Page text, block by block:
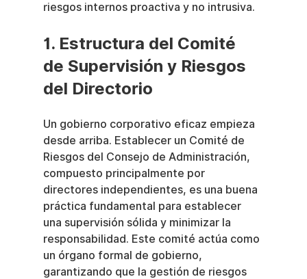
riesgos internos proactiva y no intrusiva.
1. Estructura del Comité
de Supervisión y Riesgos
del Directorio
Un gobierno corporativo eficaz empieza
desde arriba. Establecer un Comité de
Riesgos del Consejo de Administración,
compuesto principalmente por
directores independientes, es una buena
práctica fundamental para establecer
una supervisión sólida y minimizar la
responsabilidad. Este comité actúa como
un órgano formal de gobierno,
garantizando que la gestión de riesgos